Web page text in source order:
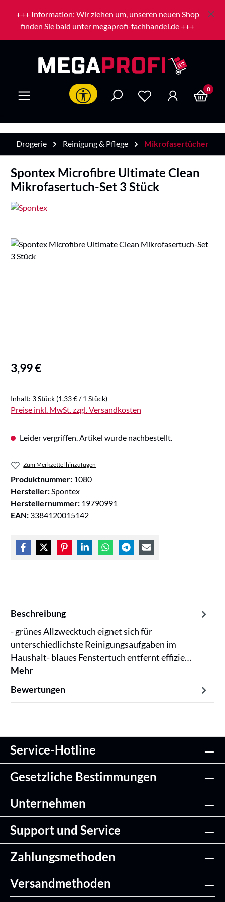
Zum Hauptinhalt springen
+++ Information: Wir ziehen um, unseren neuen Shop
finden Sie bald unter megaprofi-fachhandel.de +++
Werkzeugleiste anzeigen 0
Drogerie Reinigung & Pflege Mikrofasertücher
Spontex Microfibre Ultimate Clean
Mikrofasertuch-Set 3 Stück
Bildergalerie überspringen
Regulärer Preis:
3,99 €
Inhalt: 3 Stück (1,33 € / 1 Stück)
Preise inkl. MwSt. zzgl. Versandkosten
Leider vergriffen. Artikel wurde nachbestellt.
Zum Merkzettel hinzufügen
Produktnummer: 1080
Hersteller: Spontex
Herstellernummer: 19790991
EAN: 3384120015142
Beschreibung
- grünes Allzwecktuch eignet sich für
unterschiedlichste Reinigungsaufgaben im
Haushalt- blaues Fenstertuch entfernt effizie…
Mehr
Bewertungen
Service-Hotline
Gesetzliche Bestimmungen
Unternehmen
Support und Service
Zahlungsmethoden
Versandmethoden